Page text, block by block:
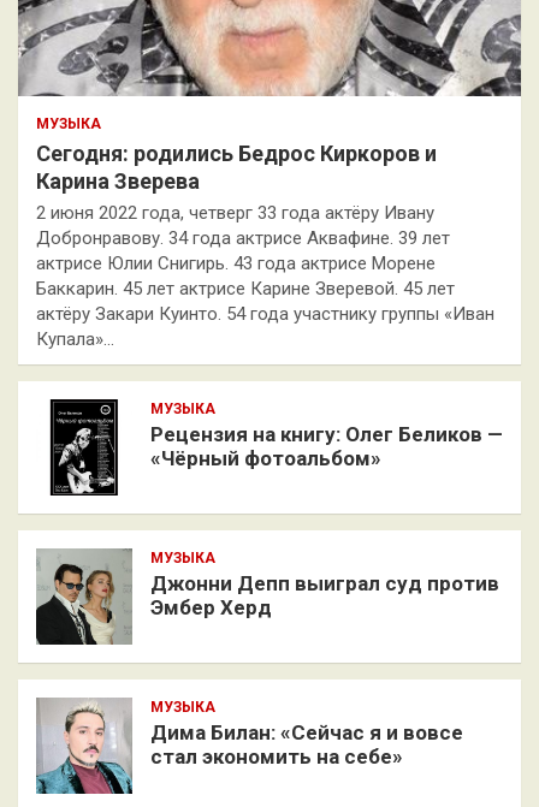
МУЗЫКА
Сегодня: родились Бедрос Киркоров и
Карина Зверева
2 июня 2022 года, четверг 33 года актёру Ивану
Добронравову. 34 года актрисе Аквафине. 39 лет
актрисе Юлии Снигирь. 43 года актрисе Морене
Баккарин. 45 лет актрисе Карине Зверевой. 45 лет
актёру Закари Куинто. 54 года участнику группы «Иван
Купала»…
МУЗЫКА
Рецензия на книгу: Олег Беликов —
«Чёрный фотоальбом»
МУЗЫКА
Джонни Депп выиграл суд против
Эмбер Херд
МУЗЫКА
Дима Билан: «Сейчас я и вовсе
стал экономить на себе»